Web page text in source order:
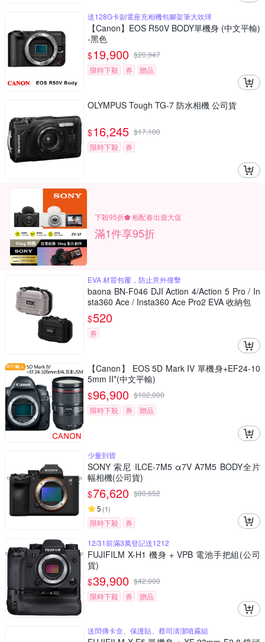
送128G卡副電座充相機包腳架筆大吹球
【Canon】EOS R50V BODY單機身 (中文平輸)
-黑色
$19,900 $20,947
限時下殺
券 贈品
OLYMPUS Tough TG-7 防水相機 公司貨
$16,245 $17,100
限時下殺
券
下殺95折⬟ 相配春出遊大促
滿1件享95折
EVA 材質包覆，防止意外撞擊
baona BN-F046 DJI Action 4/Action 5 Pro / In
sta360 Ace / Insta360 Ace Pro2 EVA 收納包
$520
券
【Canon】 EOS 5D Mark IV 單機身+EF24-10
5mm II*(中文平輸)
$96,900 $102,000
限時下殺
券 贈品
少量到貨
SONY 索尼 ILCE-7M5 α7V A7M5 BODY全片
幅相機(公司貨)
$76,620 $80,652
5 (1)
限時下殺
券
12/31前滿3萬登記送1212
FUJIFILM X-H1 機身 + VPB 電池手把組(公司
貨)
$39,900 $42,000
限時下殺
券 贈品
送閃傳卡盒、保護貼、蔡司清潔噴霧組